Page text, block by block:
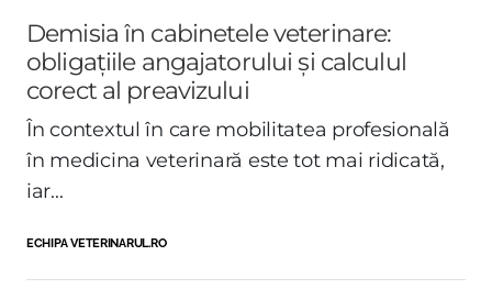
Demisia în cabinetele veterinare:
obligațiile angajatorului și calculul
corect al preavizului
În contextul în care mobilitatea profesională
în medicina veterinară este tot mai ridicată,
iar...
ECHIPA VETERINARUL.RO